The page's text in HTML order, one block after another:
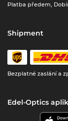
Platba předem,
Shipment
Bezplatné zaslání a
Edel-Optics